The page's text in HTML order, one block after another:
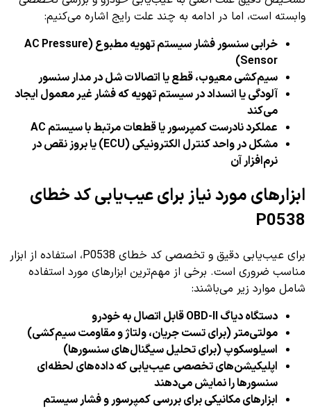
وابسته است، اما در ادامه به چند علت رایج اشاره می‌کنیم:
خرابی سنسور فشار سیستم تهویه مطبوع (AC Pressure
Sensor)
سیم‌کشی معیوب، قطع یا اتصالات شل در مدار سنسور
آلودگی یا انسداد در سیستم تهویه که فشار غیر معمول ایجاد
می‌کند
عملکرد نادرست کمپرسور یا قطعات مرتبط با سیستم AC
مشکل در واحد کنترل الکترونیکی (ECU) یا بروز نقص در
نرم‌افزار آن
ابزارهای مورد نیاز برای عیب‌یابی کد خطای
P0538
برای عیب‌یابی دقیق و تخصصی کد خطای P0538، استفاده از ابزار
مناسب ضروری است. برخی از مهم‌ترین ابزارهای مورد استفاده
شامل موارد زیر می‌باشند:
دستگاه دیاگ OBD-II قابل اتصال به خودرو
مولتی‌متر (برای تست جریان، ولتاژ و مقاومت سیم‌کشی)
اسیلوسکوپ (برای تحلیل سیگنال‌های سنسورها)
اپلیکیشن‌های تخصصی عیب‌یابی که داده‌های لحظه‌ای
سنسورها را نمایش می‌دهند
ابزارهای مکانیکی برای بررسی کمپرسور و فشار سیستم